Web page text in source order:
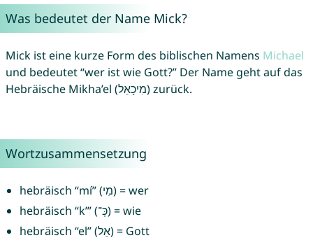
Was bedeutet der Name Mick?
Mick ist eine kurze Form des biblischen Namens Michael
und bedeutet “wer ist wie Gott?” Der Name geht auf das
Hebräische Mikha’el (מִיכָאֵל) zurück.
Wortzusammensetzung
hebräisch “mí” (מִי) = wer
hebräisch “k’” (כְּ־) = wie
hebräisch “el” (אֵל) = Gott